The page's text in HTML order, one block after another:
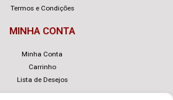
Termos e Condições
MINHA CONTA
Minha Conta
Carrinho
Lista de Desejos